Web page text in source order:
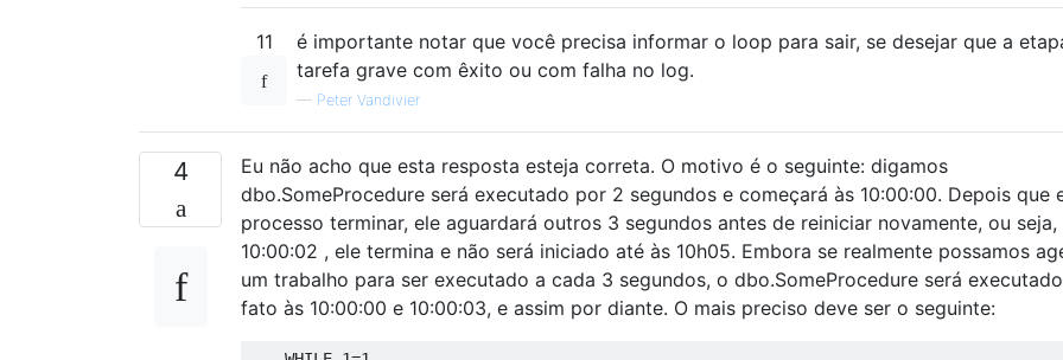
11
é importante notar que você precisa informar o loop para sair, se desejar que a
tarefa grave com êxito ou com falha no log.
— Peter Vandivier
4
Eu não acho que esta resposta esteja correta. O motivo é o seguinte: digamos
dbo.SomeProcedure será executado por 2 segundos e começará às 10:00:00. Depois que
processo terminar, ele aguardará outros 3 segundos antes de reiniciar novamente, ou seja,
10:00:02 , ele termina e não será iniciado até às 10h05. Embora se realmente possamos
um trabalho para ser executado a cada 3 segundos, o dbo.SomeProcedure será
fato às 10:00:00 e 10:00:03, e assim por diante. O mais preciso deve ser o seguinte: